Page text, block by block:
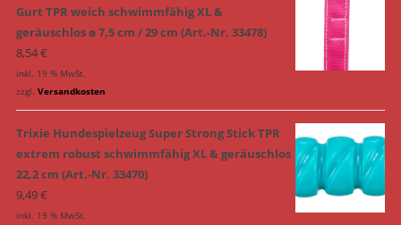
Gurt TPR weich schwimmfähig XL &
geräuschlos ø 7,5 cm / 29 cm (Art.-Nr. 33478)
8,54€
inkl. 19 % MwSt.
zzgl. Versandkosten
Trixie Hundespielzeug Super Strong Stick TPR
extrem robust schwimmfähig XL & geräuschlos
22,2 cm (Art.-Nr. 33470)
9,49€
inkl. 19 % MwSt.